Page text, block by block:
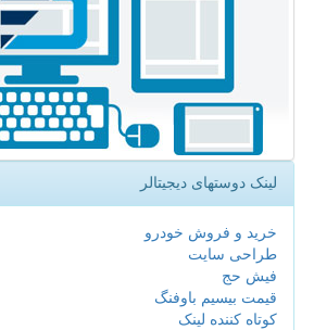
لینک دوستهای دیجیتالر
خرید و فروش خودرو
طراحی سایت
فیش حج
قیمت بیسیم باوفنگ
کوتاه کننده لینک